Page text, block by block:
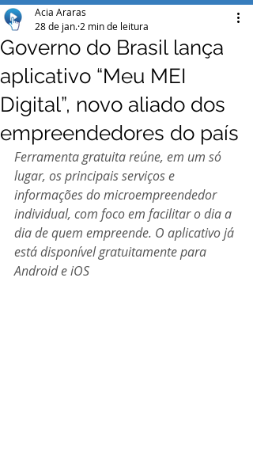
Governo do Brasil lança
aplicativo “Meu MEI
Digital”, novo aliado dos
empreendedores do país
Acia Araras
28 de jan. 2 min de leitura
Ferramenta gratuita reúne, em um só
lugar, os principais serviços e
informações do microempreendedor
individual, com foco em facilitar o dia a
dia de quem empreende. O aplicativo já
está disponível gratuitamente para
Android e iOS